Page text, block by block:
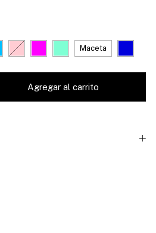
Maceta